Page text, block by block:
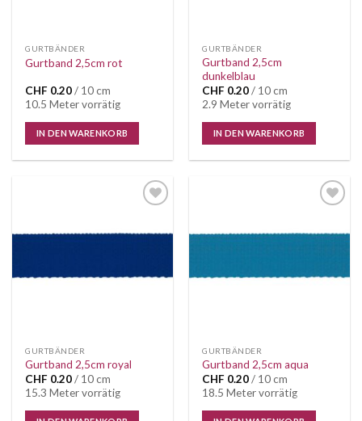
GURTBÄNDER
Gurtband 2,5cm rot
CHF 0.20/ 10 cm
10.5 Meter vorrätig
IN DEN WARENKORB
GURTBÄNDER
Gurtband 2,5cm
dunkelblau
CHF 0.20/ 10 cm
2.9 Meter vorrätig
IN DEN WARENKORB
GURTBÄNDER
Gurtband 2,5cm royal
CHF 0.20/ 10 cm
15.3 Meter vorrätig
GURTBÄNDER
Gurtband 2,5cm aqua
CHF 0.20/ 10 cm
18.5 Meter vorrätig